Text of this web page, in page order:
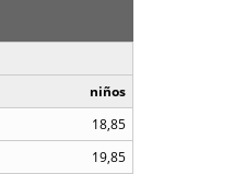
niños
18,85
19,85